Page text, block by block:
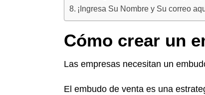
¡Ingresa Su Nombre y Su correo
Cómo crear un
Las empresas necesitan un
El embudo de venta es una